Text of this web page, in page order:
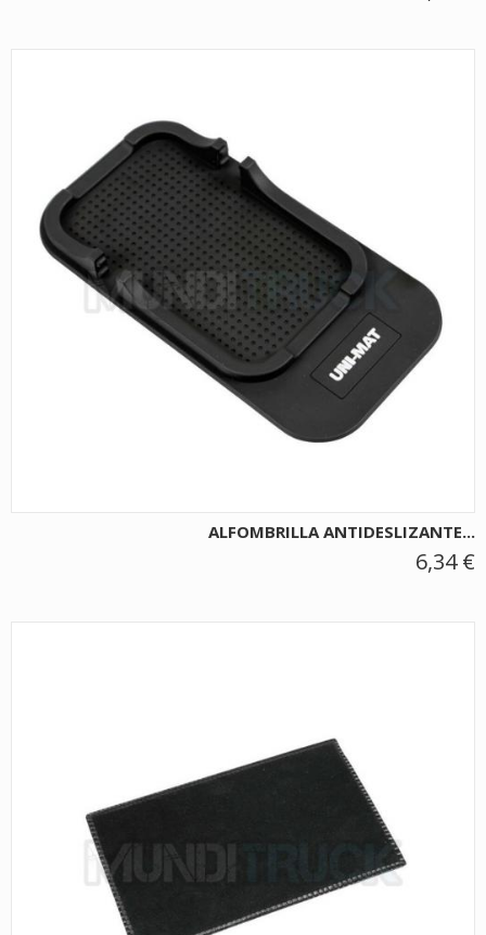
ALFOMBRILLA ANTIDESLIZANTE...
6,34 €